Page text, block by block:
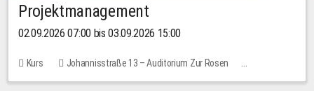
Projektmanagement
02.09.2026 07:00 bis 03.09.2026 15:00
Kurs
Johannisstraße 13 – Auditorium Zur Rosen
Keine freien Plätze
30,00 EUR